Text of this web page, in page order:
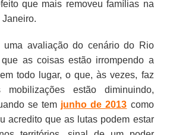
que mais removeu famílias na
Janeiro.
uma avaliação do cenário do Rio
as coisas estão irrompendo a
todo lugar, o que, às vezes, faz
estão diminuindo,
se tem junho de 2013 como
acredito que as lutas podem estar